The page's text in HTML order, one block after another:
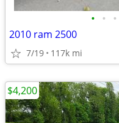
• • •
2010 ram 2500
7/19 117k mi
$4,200